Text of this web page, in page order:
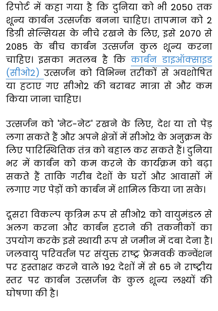
रिपोर्ट में कहा गया है कि दुनिया को भी 2050 तक
शून्य कार्बन उत्सर्जक बनना चाहिए।तापमान को 2
डिग्री सेल्सियस के नीचे रखने के लिए, इसे 2070 से
2085 के बीच कार्बन उत्सर्जन कुल शून्य करना
चाहिए। इसका मतलब है कि कार्बन डाइऑक्साइड
(सीओ2)उत्सर्जन को विभिन्न तरीकों से अवशोषित
या हटाए गए सीओ2 की बराबर मात्रा से और कम
किया जाना चाहिए।
उत्सर्जन को 'नेट-नेट' रखने के लिए, देश या तो पेड़
लगा सकते हैं और अपने क्षेत्रों में सीओ2 के अनुक्रम के
लिए पारिस्थितिक तंत्र को बहाल कर सकते हैं। दुनिया
भर में कार्बन को कम करने के कार्यक्रम को बढ़ा
सकते हैं ताकि गरीब देशों के घरों और आवासों में
लगाए गए पेड़ों को कार्बन में शामिल किया जा सके।
दूसरा विकल्प कृत्रिम रूप से सीओ2 को वायुमंडल से
अलग करना और कार्बन हटाने की तकनीकों का
उपयोग करके इसे स्थायी रूप से जमीन में दबा देना है।
जलवायु परिवर्तन पर संयुक्त राष्ट्र फ्रेमवर्क कन्वेंशन
पर हस्ताक्षर करने वाले 192 देशों में से 65 ने राष्ट्रीय
स्तर पर कार्बन उत्सर्जन के कुल शून्य लक्ष्यों की
घोषणा की है।